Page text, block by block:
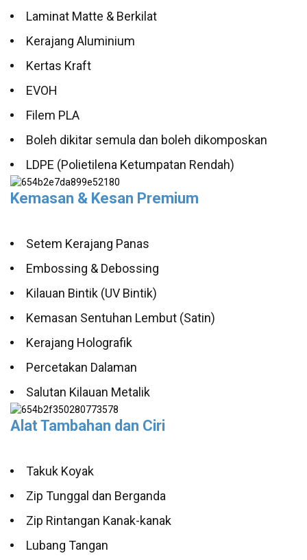
Laminat Matte & Berkilat
Kerajang Aluminium
Kertas Kraft
EVOH
Filem PLA
Boleh dikitar semula dan boleh dikomposkan
LDPE (Polietilena Ketumpatan Rendah)
Kemasan & Kesan Premium
Setem Kerajang Panas
Embossing & Debossing
Kilauan Bintik (UV Bintik)
Kemasan Sentuhan Lembut (Satin)
Kerajang Holografik
Percetakan Dalaman
Salutan Kilauan Metalik
Alat Tambahan dan Ciri
Takuk Koyak
Zip Tunggal dan Berganda
Zip Rintangan Kanak-kanak
Lubang Tangan